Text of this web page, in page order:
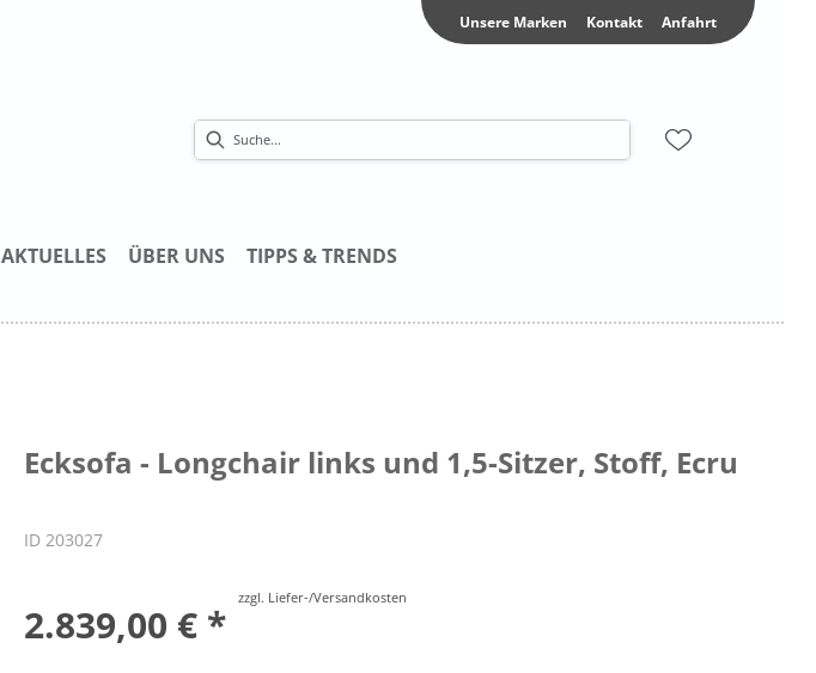
Unsere Marken Kontakt Anfahrt
AKTUELLES ÜBER UNS TIPPS & TRENDS
Ecksofa - Longchair links und 1,5-Sitzer, Stoff, Ecru
ID 203027
2.839,00 € *
zzgl. Liefer-/Versandkosten